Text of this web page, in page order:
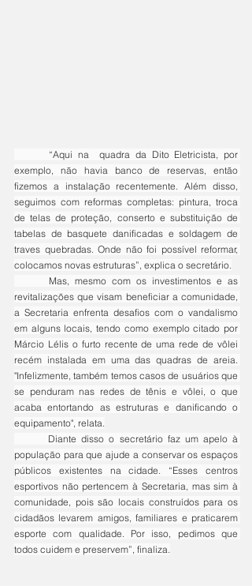
exemplo, não havia banco de reservas, então
fizemos a instalação recentemente. Além disso,
seguimos com reformas completas: pintura, troca
de telas de proteção, conserto e substituição de
tabelas de basquete danificadas e soldagem de
traves quebradas. Onde não foi possível reformar,
colocamos novas estruturas”, explica o secretário.
revitalizações que visam beneficiar a comunidade,
a Secretaria enfrenta desafios com o vandalismo
em alguns locais, tendo como exemplo citado por
Márcio Lélis o furto recente de uma rede de vôlei
recém instalada em uma das quadras de areia.
"Infelizmente, também temos casos de usuários que
se penduram nas redes de tênis e vôlei, o que
acaba entortando as estruturas e danificando o
equipamento", relata.
população para que ajude a conservar os espaços
públicos existentes na cidade. “Esses centros
esportivos não pertencem à Secretaria, mas sim à
comunidade, pois são locais construídos para os
cidadãos levarem amigos, familiares e praticarem
esporte com qualidade. Por isso, pedimos que
todos cuidem e preservem”, finaliza.